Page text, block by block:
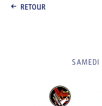
RETOUR